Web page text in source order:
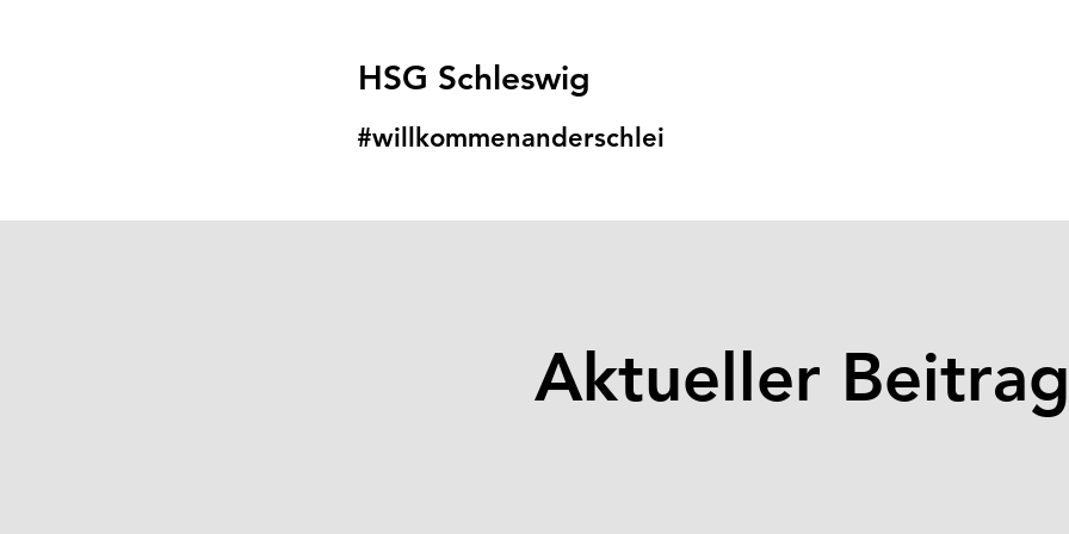
HSG Schleswig
#willkommenanderschlei
Aktueller Beitrag